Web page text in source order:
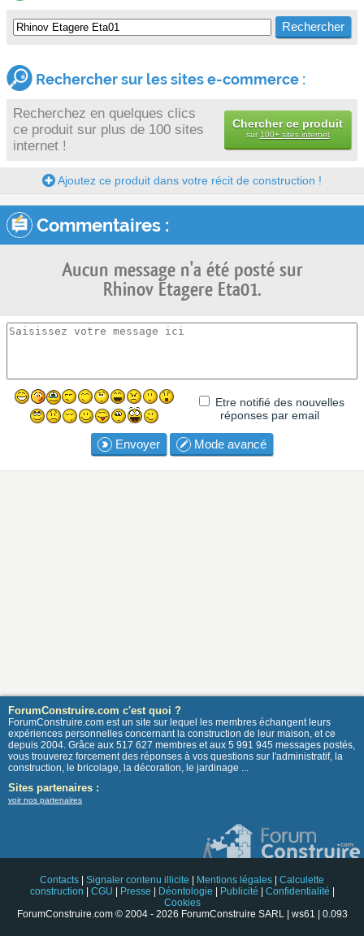
Rechercher sur les sites e-commerce :
Recherchez en quelques clics
ce produit sur plus de 100 sites
internet !
Chercher ce produit
sur100+ sites internet
Ajoutez ce produit dans votre récit de construction !
Commentaires :
Aucun message n'a été posté sur
Rhinov Etagere Eta01.
Etre notifié des nouvelles
réponses par email
Envoyer Mode avancé
ForumConstruire.com c'est quoi ?
ForumConstruire.com est un site sur lequel les membres échangent leurs
expériences personnelles concernant la construction de leur maison, et ce
depuis 2004. Grâce aux 517 627 membres et aux 5 991 945 messages postés,
vous trouverez forcement des réponses à vos questions sur l'administratif, la
construction, le bricolage, la décoration, le jardinage ...
Sites partenaires :
voir nos partenaires
Contacts Signaler contenu illicite Mentions légales
Calculette
construction
CGU Presse Déontologie Publicité Confidentialité
Cookies
ForumConstruire.com © 2004 - 2026 ForumConstruire SARL | ws61 | 0.093